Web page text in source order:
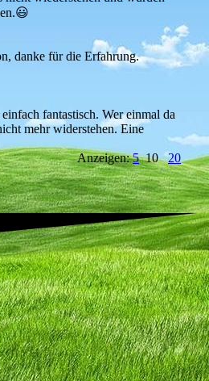
danke für die Erfahrung.
fantastisch. Wer einmal da
mehr widerstehen. Eine
Anzeigen:51020